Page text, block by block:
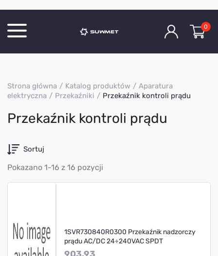
O Firmie
Kontakt
0
Strona główna Katalog produktów
Aparatura
elektryczna
Przekaźniki Przekaźnik kontroli prądu
Przekaźnik kontroli prądu
Sortuj
Pokazano 1-16 z 16 pozycji
1SVR730840R0300 Przekaźnik nadzorczy
prądu AC/DC 24÷240VAC SPDT